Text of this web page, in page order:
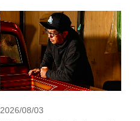
2026/08/03